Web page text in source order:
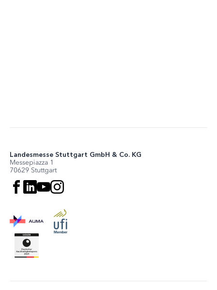
Landesmesse Stuttgart GmbH & Co. KG
Messepiazza 1
70629 Stuttgart